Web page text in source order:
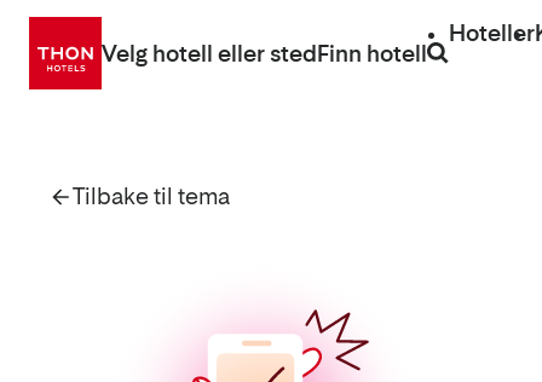
Gå
direkte
Velg hotell eller stedFinn hotell
Hoteller
Tilbake til tema